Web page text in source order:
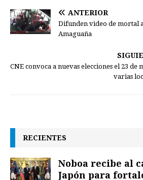
ANTERIOR
Difunden video de mortal
Amaguaña
CNE convoca a nuevas elecciones el 23 de
varias
RECIENTES
Noboa recibe al
Japón para